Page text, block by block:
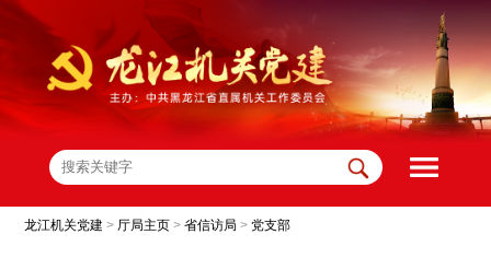
龙江机关党建 > 厅局主页 >省信访局>党支部